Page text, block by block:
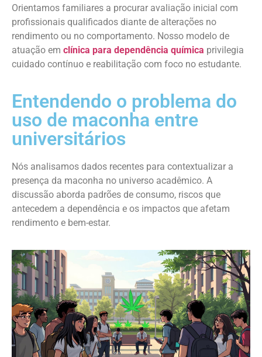
Orientamos familiares a procurar avaliação inicial com
profissionais qualificados diante de alterações no
rendimento ou no comportamento. Nosso modelo de
atuação em clínica para dependência química privilegia
cuidado contínuo e reabilitação com foco no estudante.
Entendendo o problema do
uso de maconha entre
universitários
Nós analisamos dados recentes para contextualizar a
presença da maconha no universo acadêmico. A
discussão aborda padrões de consumo, riscos que
antecedem a dependência e os impactos que afetam
rendimento e bem-estar.